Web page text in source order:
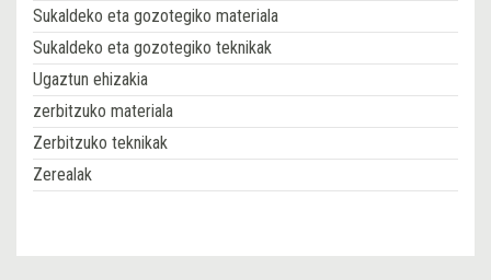
Sukaldeko eta gozotegiko materiala
Sukaldeko eta gozotegiko teknikak
Ugaztun ehizakia
zerbitzuko materiala
Zerbitzuko teknikak
Zerealak